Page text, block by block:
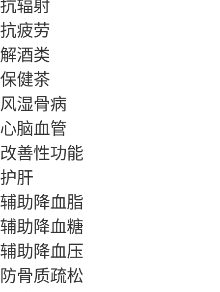
抗辐射
抗疲劳
解酒类
保健茶
风湿骨病
心脑血管
改善性功能
护肝
辅助降血脂
辅助降血糖
辅助降血压
防骨质疏松